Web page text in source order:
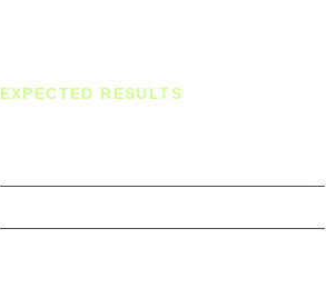
EXPECTED RESULTS